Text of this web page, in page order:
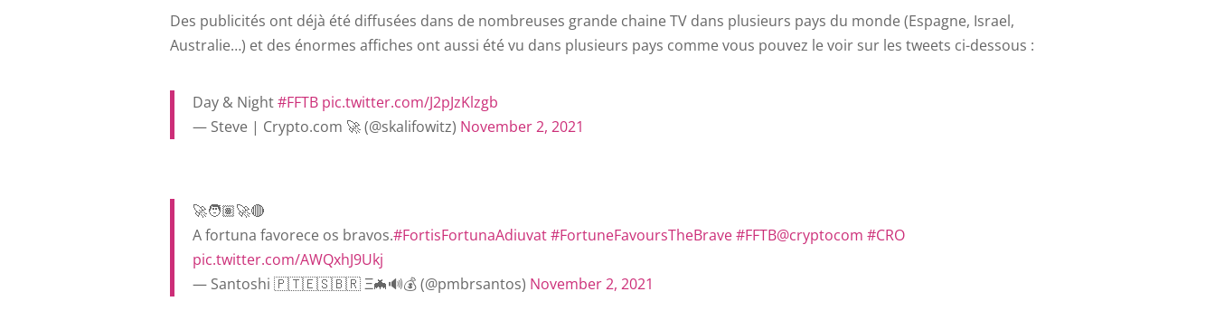
Des publicités ont déjà été diffusées dans de nombreuses grande chaine TV dans plusieurs pays du monde (Espagne, Israel,
Australie…) et des énormes affiches ont aussi été vu dans plusieurs pays comme vous pouvez le voir sur les tweets ci-dessous :
Day & Night#FFTB pic.twitter.com/J2pJzKlzgb
— Steve | Crypto.com 🚀 (@skalifowitz) November 2, 2021
🚀🧑🏽‍🚀🔴
A fortuna favorece os bravos.#FortisFortunaAdiuvat#FortuneFavoursTheBrave#FFTB@cryptocom #CRO
pic.twitter.com/AWQxhJ9Ukj
— Santoshi 🇵🇹🇪🇸🇧🇷 Ξ🦇🔊💰 (@pmbrsantos) November 2, 2021